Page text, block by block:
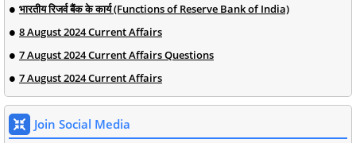
भारतीय रिजर्व बैंक के कार्य (Functions of Reserve Bank of India)
8 August 2024 Current Affairs
7 August 2024 Current Affairs Questions
7 August 2024 Current Affairs
Join Social Media